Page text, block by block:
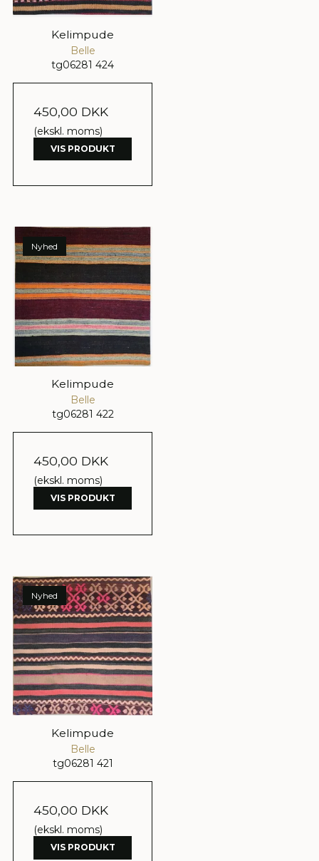
Kelimpude
Belle
tg06281 424
450,00 DKK
(ekskl. moms)
VIS PRODUKT
Nyhed
Kelimpude
Belle
tg06281 422
450,00 DKK
(ekskl. moms)
VIS PRODUKT
Nyhed
Kelimpude
Belle
tg06281 421
450,00 DKK
(ekskl. moms)
VIS PRODUKT